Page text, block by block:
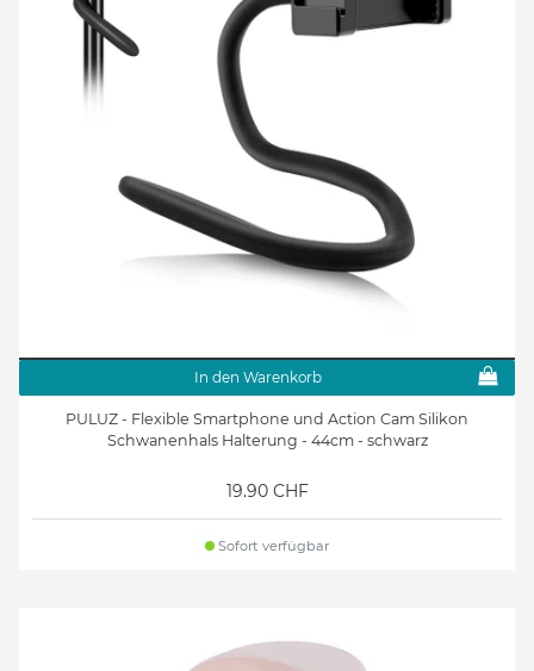
In den Warenkorb
PULUZ - Flexible Smartphone und Action Cam Silikon
Schwanenhals Halterung - 44cm - schwarz
19.90 CHF
Sofort verfügbar